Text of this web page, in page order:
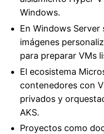
Windows.
En Windows Server
imágenes
para preparar VMs
El ecosistema
contenedores con
privados y
AKS.
Proyectos como